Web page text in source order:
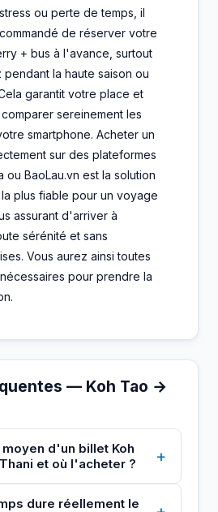
ou perte de temps, il
de réserver votre
+ bus à l'avance, surtout
la haute saison ou
garantit votre place et
sereinement les
smartphone. Acheter un
sur des plateformes
ou BaoLau.vn est la solution
plus fiable pour un voyage
assurant d'arriver à
sérénité et sans
Vous aurez ainsi toutes
pour prendre la
— Koh Tao →
d'un billet Koh
et où l'acheter ?
+
dure réellement le